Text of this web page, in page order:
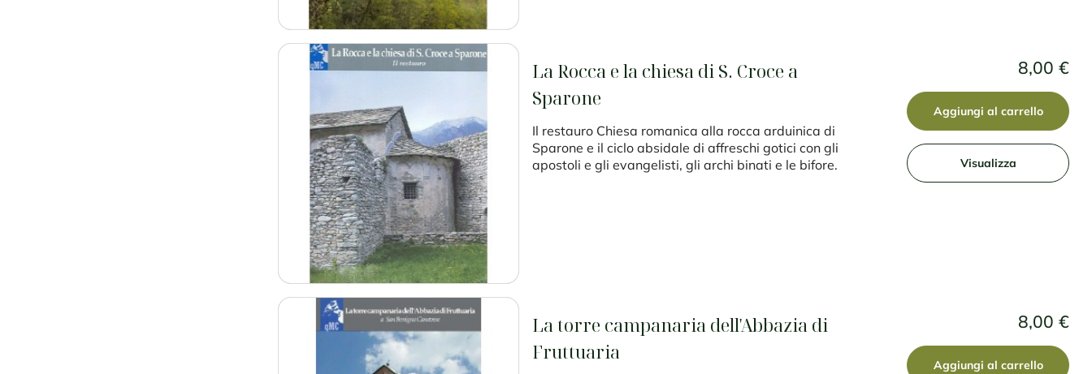
La Rocca e la chiesa di S. Croce a
Sparone
Il restauro Chiesa romanica alla rocca arduinica di
Sparone e il ciclo absidale di affreschi gotici con gli
apostoli e gli evangelisti, gli archi binati e le bifore.
8,00 €
Aggiungi al carrello
Visualizza
La torre campanaria dell'Abbazia di
Fruttuaria
8,00 €
Aggiungi al carrello